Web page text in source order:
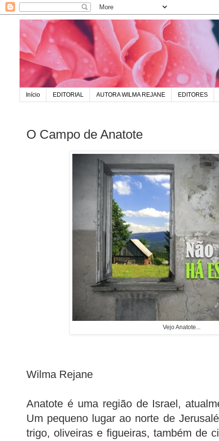
Início EDITORIAL AUTORA WILMA REJANE EDITORES
O Campo de Anatote
Vejo Anatote...
Wilma Rejane
Anatote é uma região de Israel,
Um pequeno lugar ao norte de
trigo, oliveiras e figueiras, também de